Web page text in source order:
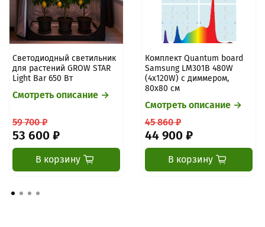
Светодиодный светильник
для растений GROW STAR
Light Bar 650 Вт
Смотреть описание →
59 700 ₽
53 600 ₽
В корзину
Комплект Quantum board
Samsung LM301B 480W
(4x120W) с диммером,
80х80 см
Смотреть описание →
45 860 ₽
44 900 ₽
В корзину